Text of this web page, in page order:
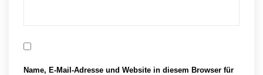
Name, E-Mail-Adresse und Website in diesem Browser für